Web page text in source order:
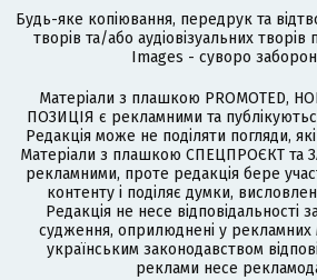
Будь-яке копіювання, передрук та
творів та/або аудіовізуальних
Images - суворо
Матеріали з плашкою PROMOTED,
ПОЗИЦІЯ є рекламними та
Редакція може не поділяти погляди,
Матеріали з плашкою СПЕЦПРОЄКТ та
рекламними, проте редакція бере
контенту і поділяє думки,
Редакція не несе відповідальності
судження, оприлюднені у рекламних
українським законодавством
реклами несе